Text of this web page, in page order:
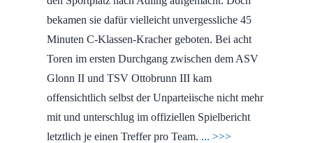
bekamen sie dafür vielleicht unvergessliche 45
Minuten C-Klassen-Kracher geboten. Bei acht
Toren im ersten Durchgang zwischen dem ASV
Glonn II und TSV Ottobrunn III kam
offensichtlich selbst der Unparteiische nicht mehr
mit und unterschlug im offiziellen Spielbericht
letztlich je einen Treffer pro Team. ... >>>